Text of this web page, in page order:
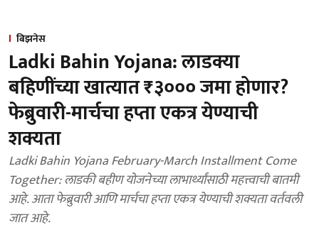
बिझनेस
Ladki Bahin Yojana: लाडक्या
बहिणींच्या खात्यात ₹३००० जमा होणार?
फेब्रुवारी-मार्चचा हप्ता एकत्र येण्याची
शक्यता
Ladki Bahin Yojana February-March Installment Come
Together: लाडकी बहीण योजनेच्या लाभार्थ्यांसाठी महत्त्वाची बातमी
आहे. आता फेब्रुवारी आणि मार्चचा हप्ता एकत्र येण्याची शक्यता वर्तवली
जात आहे.